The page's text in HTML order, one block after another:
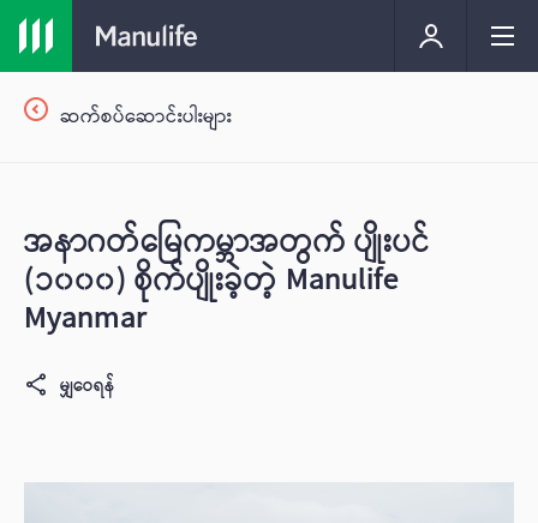
ဆက်စပ်ဆောင်းပါးများ
အနာဂတ်မြေကမ္ဘာအတွက် ပျိုးပင်
(၁၀၀၀) စိုက်ပျိုးခဲ့တဲ့ Manulife
Myanmar
မျှဝေရန်